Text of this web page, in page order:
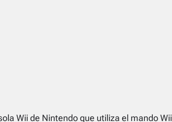
Wii de Nintendo que utiliza el mando Wii